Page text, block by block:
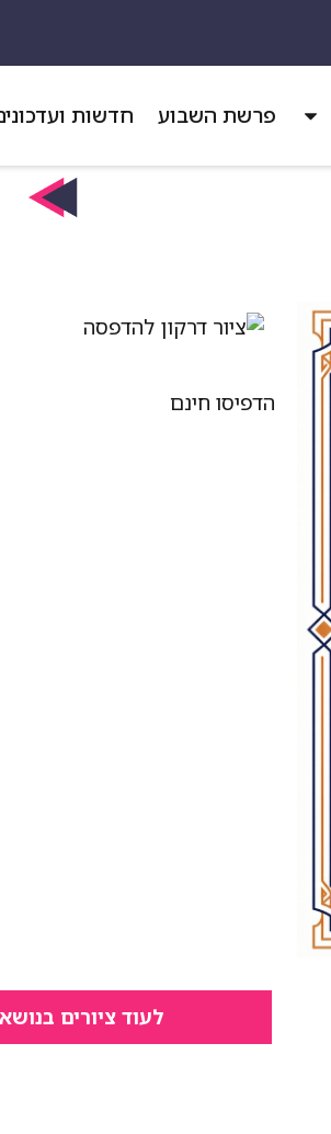
פרשת השבוע חדשות
הדפיסו חינם
לעוד ציורים